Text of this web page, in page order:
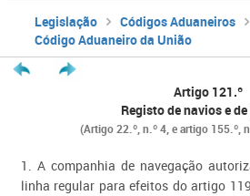
Legislação Códigos Aduaneiros
Código Aduaneiro da União
Artigo 121.º
Registo de navios e
(Artigo 22.º, n.º 4, e artigo 155.º,
1. A companhia de navegação
linha regular para efeitos do artigo